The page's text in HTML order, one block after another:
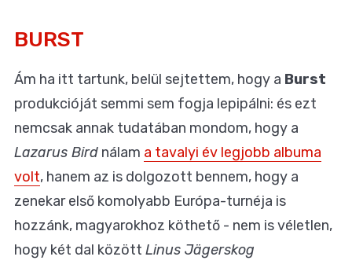
BURST
Ám ha itt tartunk, belül sejtettem, hogy a Burst
produkcióját semmi sem fogja lepipálni: és ezt
nemcsak annak tudatában mondom, hogy a
Lazarus Bird nálam a tavalyi év legjobb albuma
volt, hanem az is dolgozott bennem, hogy a
zenekar első komolyabb Európa-turnéja is
hozzánk, magyarokhoz köthető - nem is véletlen,
hogy két dal között Linus Jägerskog